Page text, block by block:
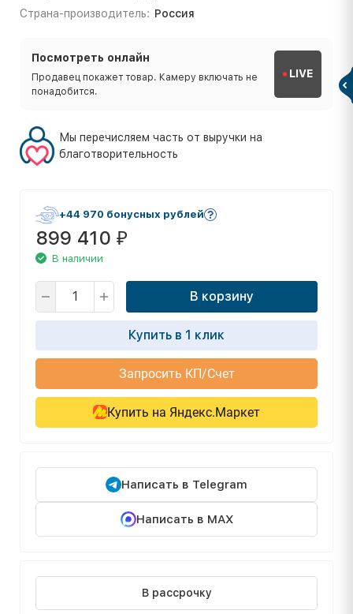
Страна-производитель: Россия
Посмотреть онлайн
Продавец покажет товар. Камеру включать не
понадобится.
LIVE
Мы перечисляем часть от выручки на
благотворительность
+44 970 бонусных рублей
899 410 ₽
В наличии
В корзину
Купить в 1 клик
Запросить КП/Счет
Купить на Яндекс.Маркет
Написать в Telegram
Написать в MAX
В рассрочку